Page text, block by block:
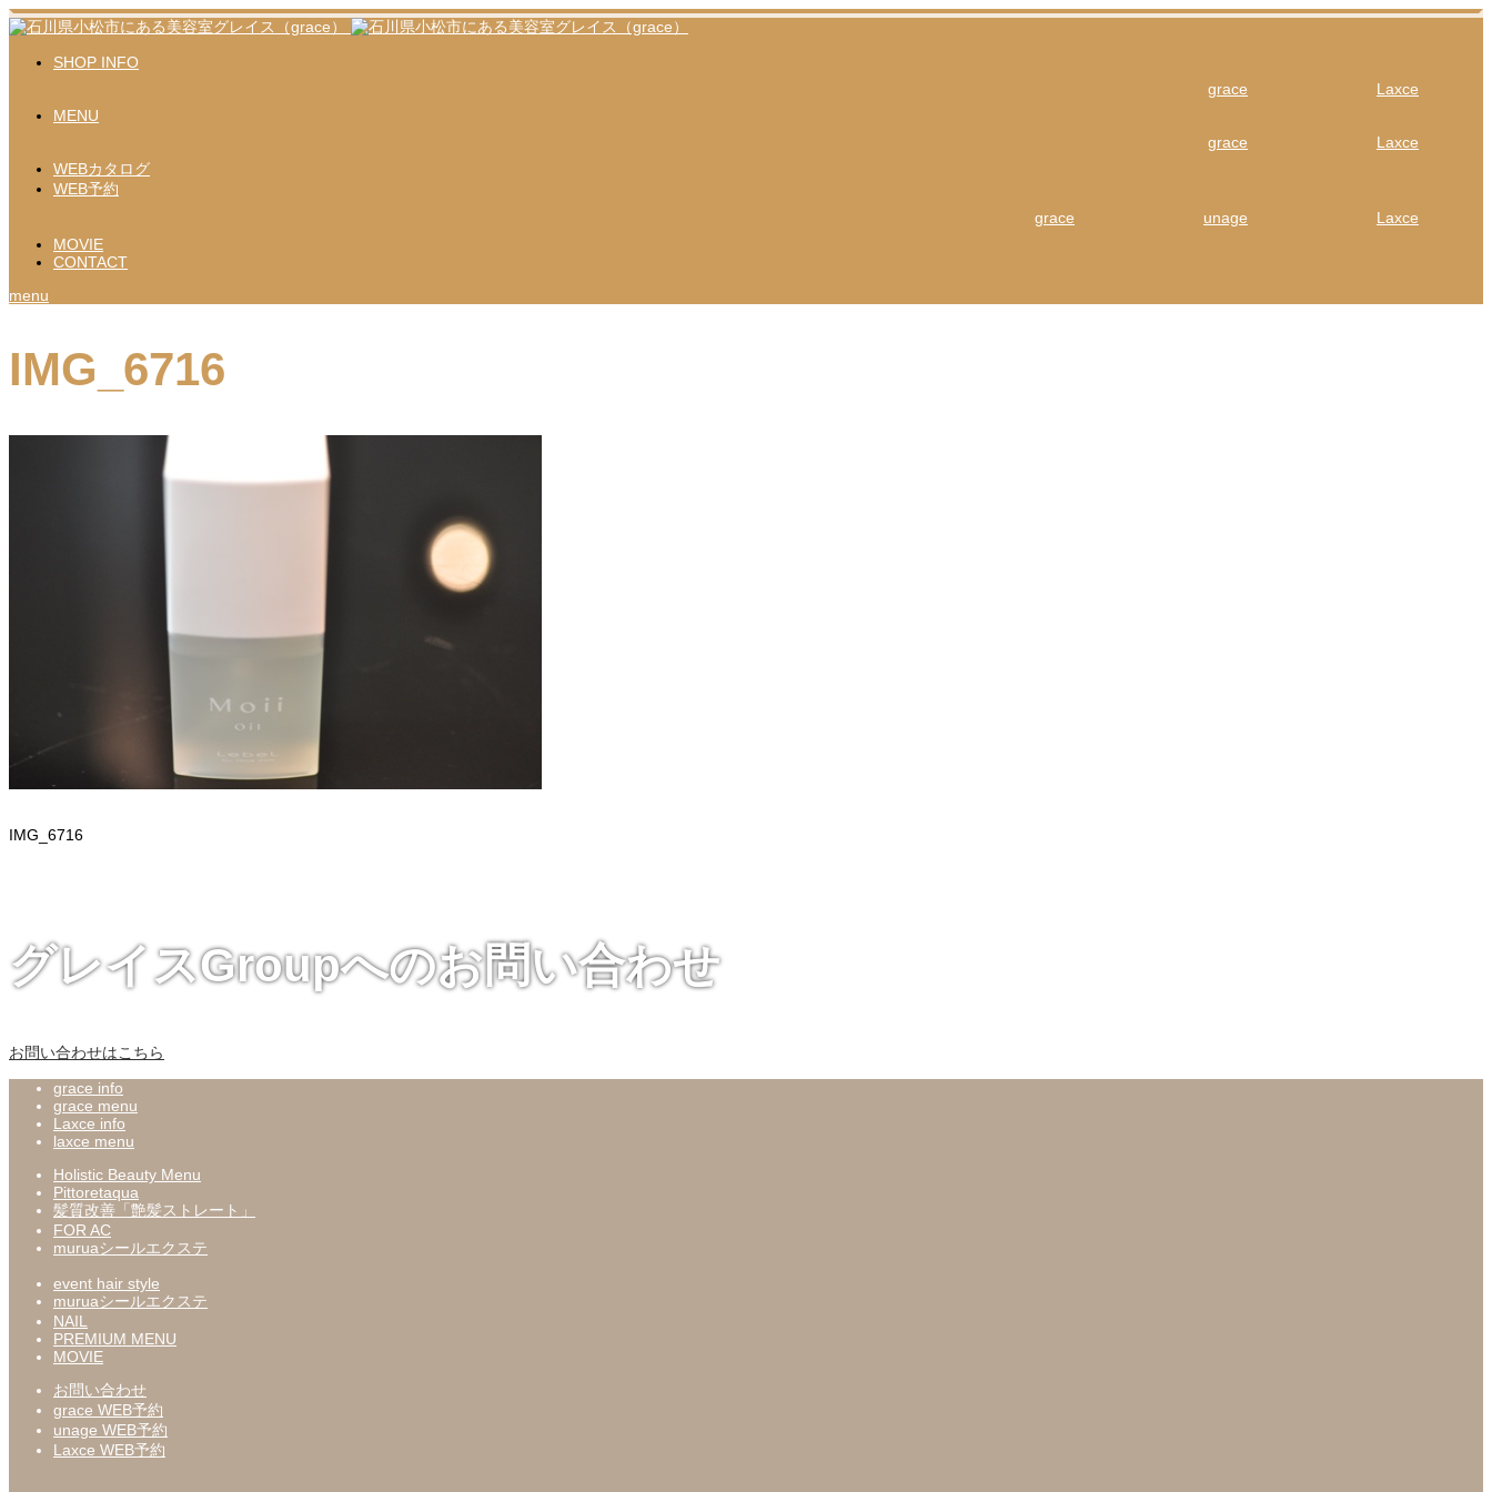
SHOP INFO
grace
Laxce
MENU
grace
Laxce
WEBカタログ
WEB予約
grace
unage
Laxce
MOVIE
CONTACT
menu
IMG_6716
IMG_6716
グレイスGroupへのお問い合わせ
お問い合わせはこちら
grace info
grace menu
Laxce info
laxce menu
Holistic Beauty Menu
Pittoretaqua
髪質改善「艶髪ストレート」
FOR AC
muruaシールエクステ
event hair style
muruaシールエクステ
NAIL
PREMIUM MENU
MOVIE
お問い合わせ
grace WEB予約
unage WEB予約
Laxce WEB予約